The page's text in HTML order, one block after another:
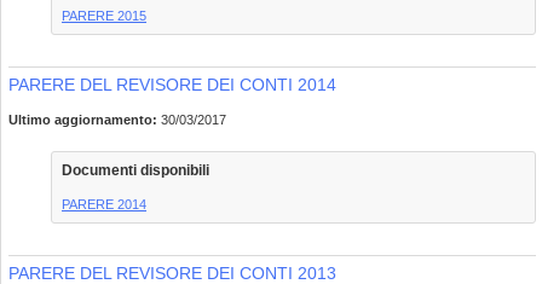
PARERE 2015
PARERE DEL REVISORE DEI CONTI 2014
Ultimo aggiornamento: 30/03/2017
Documenti disponibili
PARERE 2014
PARERE DEL REVISORE DEI CONTI 2013